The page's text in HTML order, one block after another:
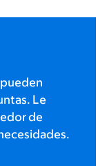
Le
de